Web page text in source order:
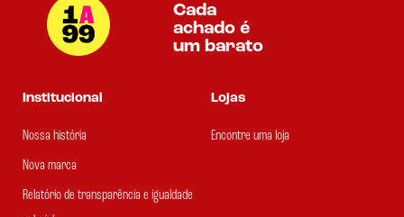
Cada
achado é
um barato
Institucional
Nossa história
Nova marca
Relatório de transparência e igualdade
Lojas
Encontre uma loja